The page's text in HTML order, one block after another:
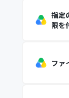
指定
限を
ファ